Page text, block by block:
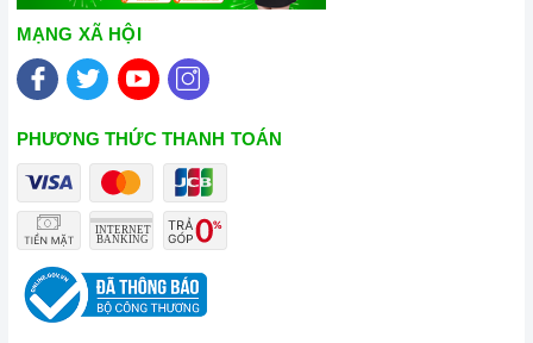
MẠNG XÃ HỘI
PHƯƠNG THỨC THANH TOÁN